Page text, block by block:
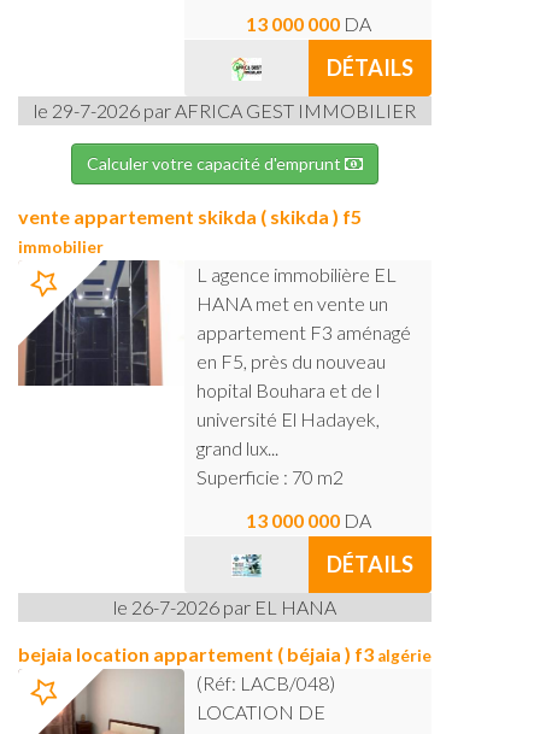
13 000 000 DA
DÉTAILS
le 29-7-2026 par AFRICA GEST IMMOBILIER
Calculer votre capacité d'emprunt
vente appartement skikda ( skikda ) f5
immobilier
L agence immobilière EL
HANA met en vente un
appartement F3 aménagé
en F5, près du nouveau
hopital Bouhara et de l
université El Hadayek,
grand lux...
Superficie : 70 m2
13 000 000 DA
DÉTAILS
le 26-7-2026 par EL HANA
bejaia location appartement ( béjaia ) f3 algérie
(Réf: LACB/048)
LOCATION DE